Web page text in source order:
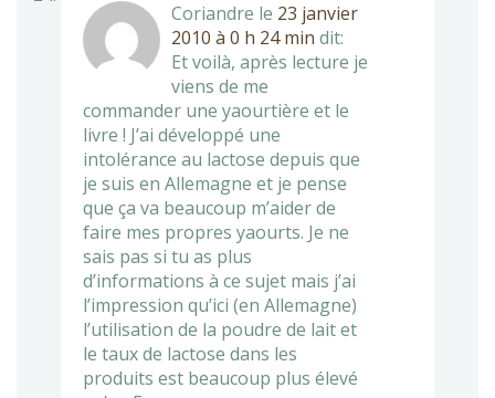
Coriandre le 23 janvier
2010 à 0 h 24 min dit:
Et voilà, après lecture je
viens de me
commander une yaourtière et le
livre ! J’ai développé une
intolérance au lactose depuis que
je suis en Allemagne et je pense
que ça va beaucoup m’aider de
faire mes propres yaourts. Je ne
sais pas si tu as plus
d’informations à ce sujet mais j’ai
l’impression qu’ici (en Allemagne)
l’utilisation de la poudre de lait et
le taux de lactose dans les
produits est beaucoup plus élevé